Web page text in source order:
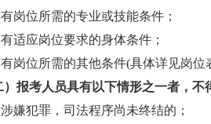
位所需的专业或技能条件；
应岗位要求的身体条件；
位所需的其他条件(具体详见岗位
报考人员具有以下情形之一者，不
犯罪，司法程序尚未终结的；